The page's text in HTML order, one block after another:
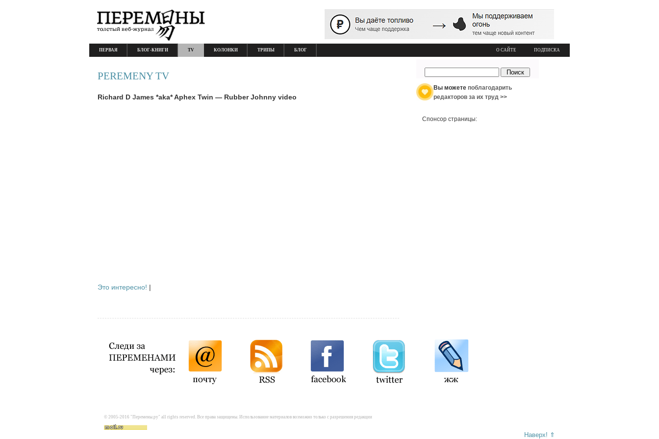
О САЙТЕ ПОДПИСКА
ПЕРВАЯ БЛОГ-КНИГИ TV КОЛОНКИ ТРИПЫ БЛОГ
PEREMENY TV
Richard D James *aka* Aphex Twin — Rubber Johnny video
Это интересно! |
Вы можете поблагодарить
редакторов за их труд >>
Спонсор страницы:
© 2005-2016 "Перемены.ру" all rights reserved. Все права защищены. Использование материалов возможно только с разрешения редакции
Наверх! ⇑